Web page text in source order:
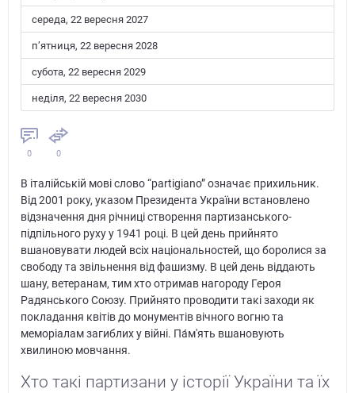
середа, 22 вересня 2027
пʼятниця, 22 вересня 2028
субота, 22 вересня 2029
неділя, 22 вересня 2030
0 0
В італійській мові слово “partigiano” означає прихильник.
Від 2001 року, указом Президента України встановлено
відзначення дня річниці створення партизанського-
підпільного руху у 1941 році. В цей день прийнято
вшановувати людей всіх національностей, що боролися за
свободу та звільнення від фашизму. В цей день віддають
шану, ветеранам, тим хто отримав нагороду Героя
Радянського Союзу. Прийнято проводити такі заходи як
покладання квітів до монументів вічного вогню та
меморіалам загиблих у війні. Па́м'ять вшановують
хвилиною мовчання.
Хто такі партизани у історії України та їх